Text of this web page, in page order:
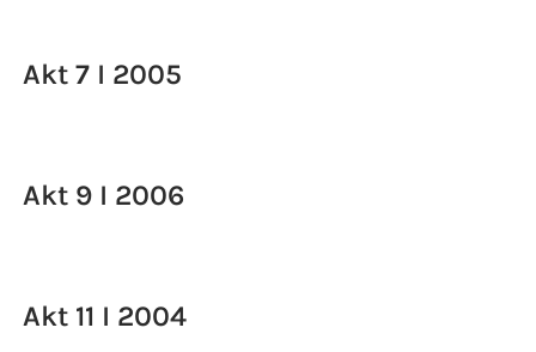
Akt 7 I 2005
Akt 9 I 2006
Akt 11 I 2004